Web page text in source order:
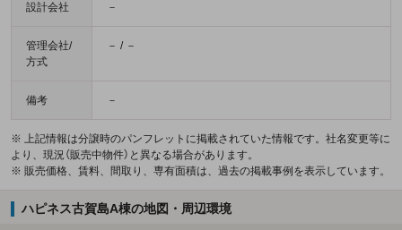
設計会社 －
管理会社/
方式
－ / －
備考 －
※ 上記情報は分譲時のパンフレットに掲載されていた情報です。社名変更等に
より、現況（販売中物件）と異なる場合があります。
※ 販売価格、賃料、間取り、専有面積は、過去の掲載事例を表示しています。
ハピネス古賀島A棟の地図・周辺環境